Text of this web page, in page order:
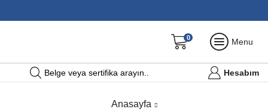
0 Menu
Belge veya sertifika arayın.. Hesabım
Anasayfa